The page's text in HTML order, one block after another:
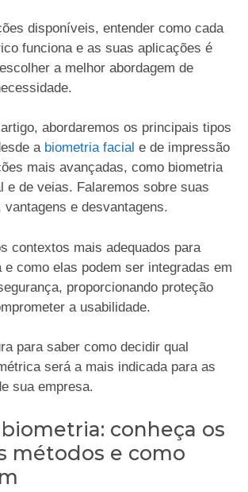
disponíveis, entender como cada
funciona e as suas aplicações é
a melhor abordagem de
abordaremos os principais tipos
a biometria facial e de impressão
mais avançadas, como biometria
e de veias. Falaremos sobre suas
e desvantagens.
contextos mais adequados para
e como elas podem ser integradas em
proporcionando proteção
a usabilidade.
para saber como decidir qual
será a mais indicada para as
sua empresa.
conheça os
métodos e como